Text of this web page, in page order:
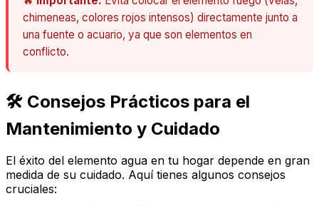
chimeneas, colores rojos intensos) directamente junto a
una fuente o acuario, ya que son elementos en
conflicto.
🛠️ Consejos Prácticos para el
Mantenimiento y Cuidado
El éxito del elemento agua en tu hogar depende en gran
medida de su cuidado. Aquí tienes algunos consejos
cruciales: